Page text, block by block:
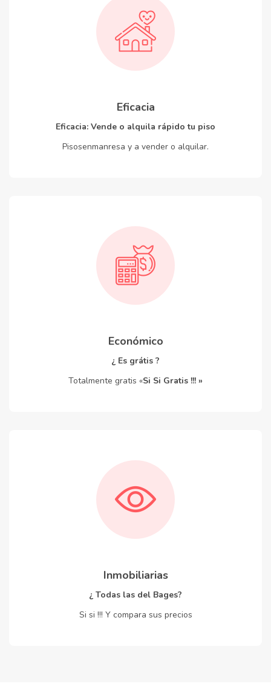
Eficacia
Eficacia: Vende o alquila rápido tu piso
Pisosenmanresa y a vender o alquilar.
Económico
¿ Es grátis ?
Totalmente gratis «Si Si Gratis !!! »
Inmobiliarias
¿ Todas las del Bages?
Si si !!! Y compara sus precios